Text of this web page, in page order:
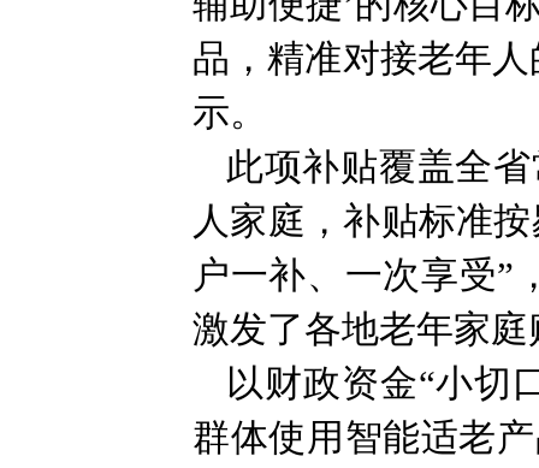
品，精准对接老年
示。
此项补贴覆盖全
人家庭，补贴标准
户一补、一次享受”
激发了各地老年家
以财政资金“小切
群体使用智能适老